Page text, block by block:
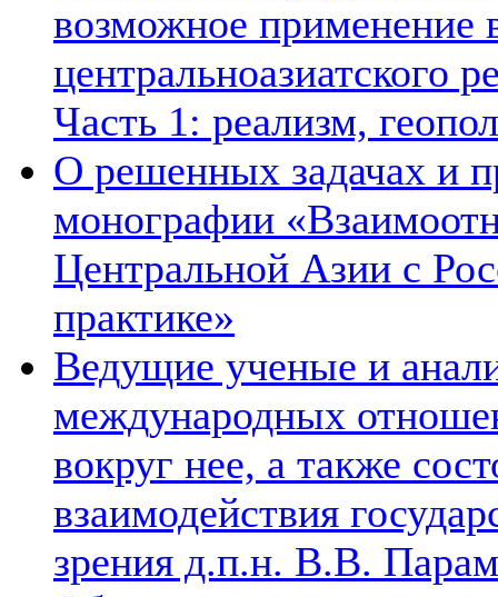
возможное применение
центральноазиатского
Часть 1: реализм,
О решенных задачах и
монографии
Центральной Азии с
практике»
Ведущие ученые и
международных
вокруг нее, а также
взаимодействия
зрения д.п.н. В.В.